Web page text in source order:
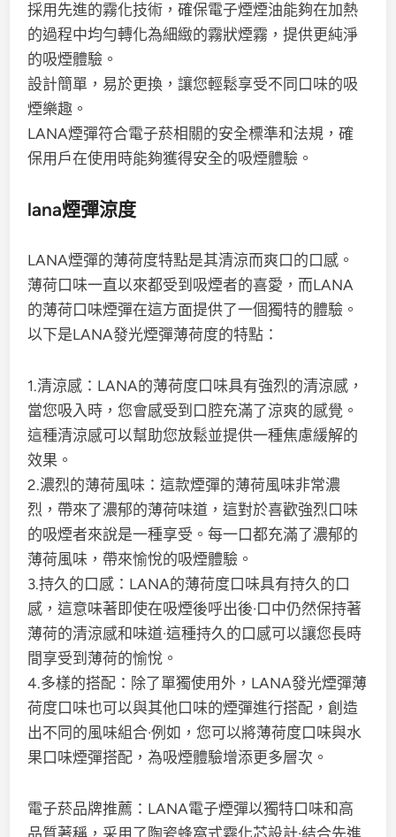
採用先進的霧化技術，確保電子煙煙油能夠在加熱
的過程中均勻轉化為細緻的霧狀煙霧，提供更純淨
的吸煙體驗。
設計簡單，易於更換，讓您輕鬆享受不同口味的吸
煙樂趣。
LANA煙彈符合電子菸相關的安全標準和法規，確
保用戶在使用時能夠獲得安全的吸煙體驗。
lana煙彈涼度
LANA煙彈的薄荷度特點是其清涼而爽口的口感。
薄荷口味一直以來都受到吸煙者的喜愛，而LANA
的薄荷口味煙彈在這方面提供了一個獨特的體驗。
以下是LANA發光煙彈薄荷度的特點：
1.清涼感：LANA的薄荷度口味具有強烈的清涼感，
當您吸入時，您會感受到口腔充滿了涼爽的感覺。
這種清涼感可以幫助您放鬆並提供一種焦慮緩解的
效果。
2.濃烈的薄荷風味：這款煙彈的薄荷風味非常濃
烈，帶來了濃郁的薄荷味道，這對於喜歡強烈口味
的吸煙者來說是一種享受。每一口都充滿了濃郁的
薄荷風味，帶來愉悅的吸煙體驗。
3.持久的口感：LANA的薄荷度口味具有持久的口
感，這意味著即使在吸煙後呼出後·口中仍然保持著
薄荷的清涼感和味道·這種持久的口感可以讓您長時
間享受到薄荷的愉悅。
4.多樣的搭配：除了單獨使用外，LANA發光煙彈薄
荷度口味也可以與其他口味的煙彈進行搭配，創造
出不同的風味組合·例如，您可以將薄荷度口味與水
果口味煙彈搭配，為吸煙體驗增添更多層次。
電子菸品牌推薦：LANA電子煙彈以獨特口味和高
品質著稱，采用了陶瓷蜂窩式霧化芯設計·結合先進